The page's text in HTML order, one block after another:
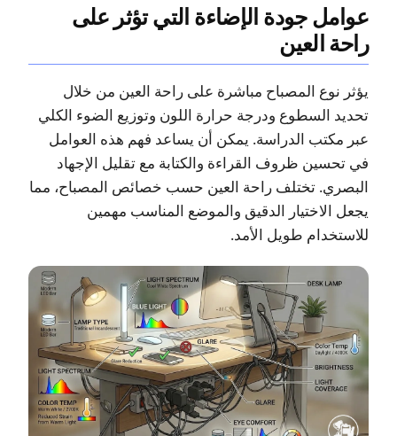
عوامل جودة الإضاءة التي تؤثر على
راحة العين
يؤثر نوع المصباح مباشرة على راحة العين من خلال
تحديد السطوع ودرجة حرارة اللون وتوزيع الضوء الكلي
عبر مكتب الدراسة. يمكن أن يساعد فهم هذه العوامل
في تحسين ظروف القراءة والكتابة مع تقليل الإجهاد
البصري. تختلف راحة العين حسب خصائص المصباح، مما
يجعل الاختيار الدقيق والموضع المناسب مهمين
للاستخدام طويل الأمد.